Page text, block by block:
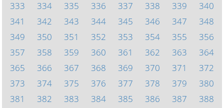
333
334 335 336 337 338 339
340
341
342 343 344 345 346 347
348
349
350 351 352 353 354 355
356
357
358 359 360 361 362 363
364
365
366 367 368 369 370 371
372
373
374 375 376 377 378 379
380
381
382 383 384 385 386 387
388